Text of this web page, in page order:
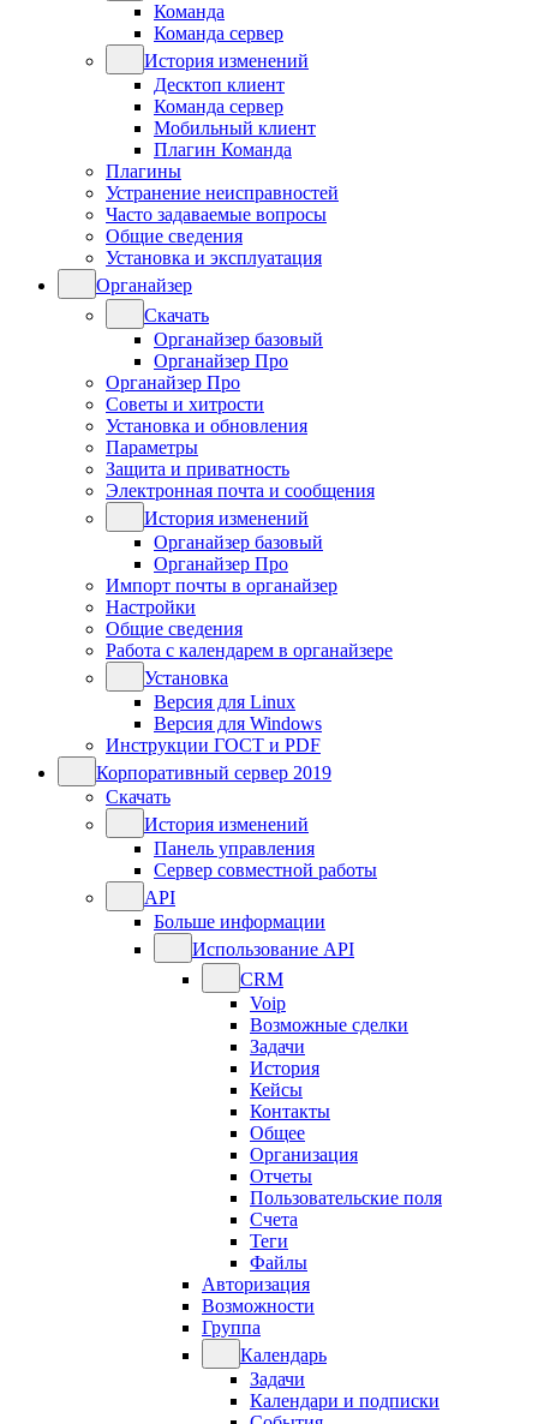
Команда
Команда сервер
История изменений
Десктоп клиент
Команда сервер
Мобильный клиент
Плагин Команда
Плагины
Устранение неисправностей
Часто задаваемые вопросы
Общие сведения
Установка и эксплуатация
Органайзер
Скачать
Органайзер базовый
Органайзер Про
Органайзер Про
Советы и хитрости
Установка и обновления
Параметры
Защита и приватность
Электронная почта и сообщения
История изменений
Органайзер базовый
Органайзер Про
Импорт почты в органайзер
Настройки
Общие сведения
Работа с календарем в органайзере
Установка
Версия для Linux
Версия для Windows
Инструкции ГОСТ и PDF
Корпоративный сервер 2019
Скачать
История изменений
Панель управления
Сервер совместной работы
API
Больше информации
Использование API
CRM
Voip
Возможные сделки
Задачи
История
Кейсы
Контакты
Общее
Организация
Отчеты
Пользовательские поля
Счета
Теги
Файлы
Авторизация
Возможности
Группа
Календарь
Задачи
Календари и подписки